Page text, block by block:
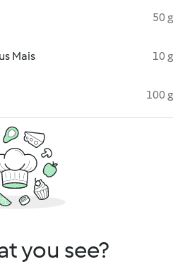
50 g
Mais 10 g
100 g
you see?